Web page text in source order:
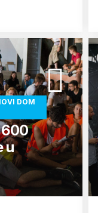
DOM
600
u